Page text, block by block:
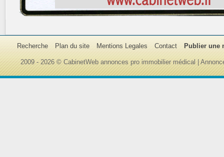
Recherche Plan du site Mentions Legales Contact Publier une
2009 - 2026 © CabinetWeb annonces pro immobilier médical |